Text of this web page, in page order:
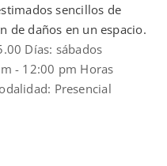
sencillos de
de daños en un espacio.
Días: sábados
- 12:00 pm Horas
Presencial